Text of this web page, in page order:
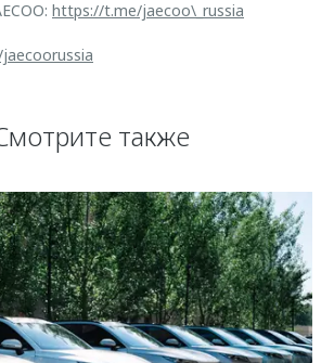
https://t.me/jaecoo\_russia
также